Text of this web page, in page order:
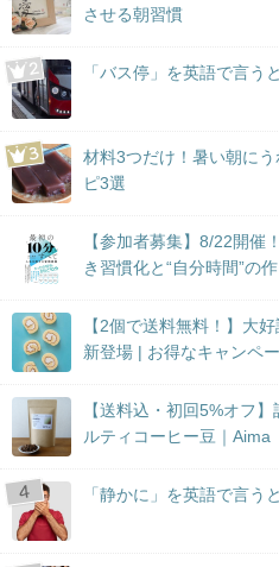
させる朝習慣
「バス停」を英語で言う
材料3つだけ！暑い朝に
ピ3選
【参加者募集】8/22開催
き習慣化と“自分時間”の
【2個で送料無料！】大
新登場 | お得なキャンペ
【送料込・初回5%オフ
ルティコーヒー豆｜Aima
「静かに」を英語で言う